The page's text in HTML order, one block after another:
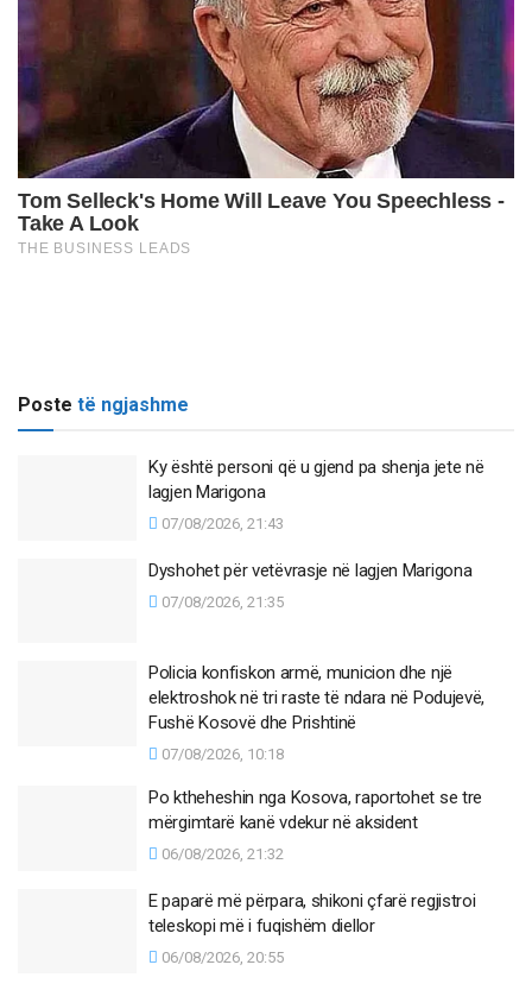
Poste të ngjashme
Ky është personi që u gjend pa shenja jete në
lagjen Marigona
07/08/2026, 21:43
Dyshohet për vetëvrasje në lagjen Marigona
07/08/2026, 21:35
Policia konfiskon armë, municion dhe një
elektroshok në tri raste të ndara në Podujevë,
Fushë Kosovë dhe Prishtinë
07/08/2026, 10:18
Po ktheheshin nga Kosova, raportohet se tre
mërgimtarë kanë vdekur në aksident
06/08/2026, 21:32
E paparë më përpara, shikoni çfarë regjistroi
teleskopi më i fuqishëm diellor
06/08/2026, 20:55